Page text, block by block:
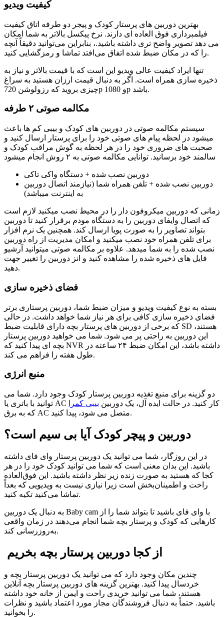
کیفیت ویدیو
بهترین دوربین های پرستار کودک و پیجر دو طرفه اتاق کیفیت
فیلمبرداری فوق العاده ای دارند. نرخ پیکسل بالاتر به شما امکان
می دهد تصویر واضح تری داشته باشید.، بنابراین می‌توانید دقیقاً آنچه
را که در مکان ضبط شده اتفاق می‌افتد تماشا و رمزگشایی کنید.
تنها ایراد کیفیت عالی ویدیو این است که با قیمت بالاتر و نیاز به
ذخیره سازی همراه است. اگر به دنبال قیمت ارزان هستید به سراغ
چیزی بروید که رزولوشن 720p و 1080p باشد.
مکالمه صوتی ۲ طرفه
سیستم مکالمه صوتی در دوربین های کودک و بیبی کم ها باعث
میشود در لحظه پیام های صوتی خود را برای پرستار ارسال کنید و
صحبت های ضروری خود را در هر لحظه به گوش مراقب کودک و
سالمند خود برسانید. توانایی مکالمه صوتی به ۲ روش انجام میشود
دوربین نصب شده + دستگاه واکی تاکی
دوربین نصب شده + تلفن همراه شما (نیازمند اتصال دوربین
به اینترنت میباشد)
زمانی که دوربین میکروفون دار را در محیط نصب میکنید لازم است
که اتصال وایفای دوربین را به دستگاه مودم برقرار کنید تا دوربین
بتواند تصاویر را به صورت پویا ارسال کند. همچنین یک نرم افزار
برای تلفن همراه خود نصب میکنید و امکان مدیریت از راه دوربین
نصب شده را به شما میدهد. علاوه بر مکالمه صوتی میتوانید آرشیو
فایل های ذخیره شده را مشاهده کنید و انز دوربین را تغییر جهت
دهید.
فضای ذخیره سازی
بسته به نوع کیفیت ویدیو و میزان ضبط شما، دوربین پرستاری برتر
فضای ذخیره سازی کافی برای هر نیاز شما خواهد داشت. در حالی
که برخی از دوربین های پرستار بچه دارای قابلیت ضبط SD هستند،
این دوربین به راحتی پر می شود. شما می خواهید دوربین پرستار
بچه ای پیدا کنید که NVR داشته باشد، این امکان ضبط ۲۴ ساعته در
طول هفته را فراهم می کند.
منبع انرژی
دو گزینه برای منبع تغذیه دوربین پرستار کودک وجود دارد. شما می
توانید با باتری یا AC کار کنید. در حالت ایده آل، یک دوربین بیبی کمرا
که به برق AC متصل می شود، پیدا کنید.
دوربین و پیچر کودک آیا بی سیم است؟
در این روزگار، شما می توانید یک دوربین پرستار وای فای داشته
باشید. این بدان معنی است که شما می توانید کودک خود را در هر
کجا که هستید به صورت زنده زیر نظر داشته باشید. این فوق‌العاده
راحت و اطمینان‌بخش است زیرا نیازی نیست به ویدیویی که بعداً
تماشا می‌کنید تکیه کنید.
به دنبال یک دوربین Baby cam با وای فای باشید تا بتواند شما را از
کارهایی که کودک و پرستار بچه شما انجام می‌دهند در زمان واقعی
به‌روزرسانی کند.
از کجا دوربین پرستار بچه بخریم
چندین مکان وجود دارد که می توانید یک دوربین پرستار بچه و
خردسال پیدا کنید. بهترین گزینه های دوربین پرستار بچه آنلاین
هستند، شما می توانید خریدی راحت و ایمن از خانه خود داشته
باشید. حتماً به دنبال فروشندگان مجاز مورد اعتماد باشید و نظرات
را بخوانید.